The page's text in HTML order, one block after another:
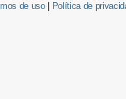
de uso| Política de